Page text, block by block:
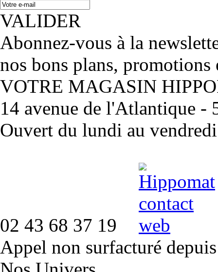
VALIDER
Abonnez-vous à la
nos bons plans, promotions
VOTRE MAGASIN
14 avenue de l'Atlantique -
Ouvert du lundi au
02 43 68 37 19
Appel non surfacturé